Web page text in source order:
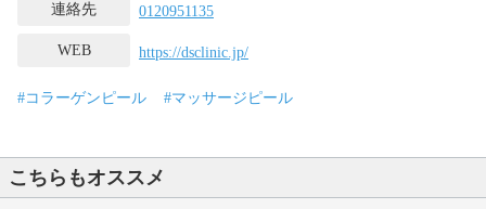
連絡先 0120951135
WEB https://dsclinic.jp/
#コラーゲンピール #マッサージピール
こちらもオススメ